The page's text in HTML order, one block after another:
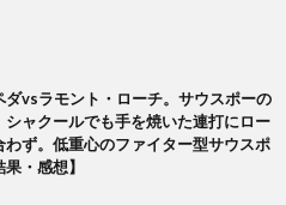
ダvsラモント・ローチ。サウスポーの
シャクールでも手を焼いた連打にロー
わず。低重心のファイター型サウスポ
・感想】